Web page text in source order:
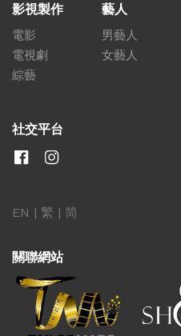
影視製作
電影
電視劇
綜藝
藝人
男藝人
女藝人
社交平台
EN | 繁 | 简
關聯網站